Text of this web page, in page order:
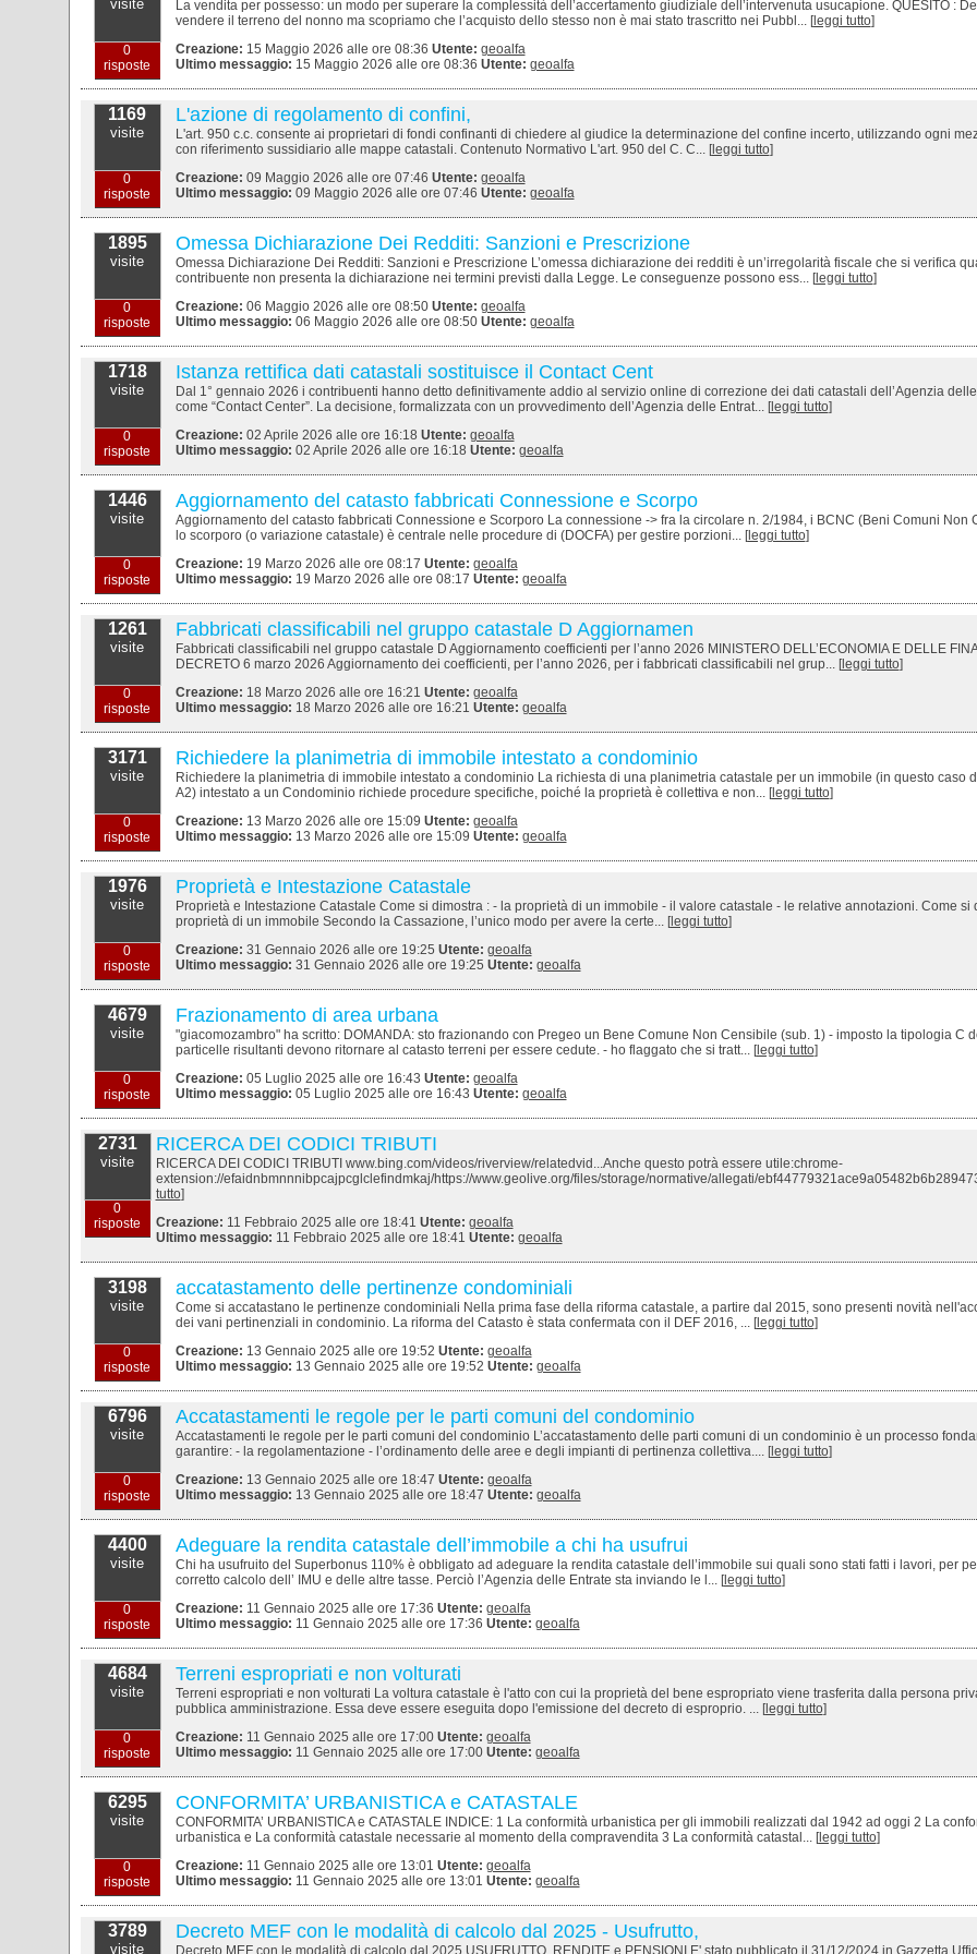
visite
0
risposte
La vendita per possesso: un modo per superare la complessità dell’accertamento giudiziale dell’intervenuta usucapione. QUESITO :
vendere il terreno del nonno ma scopriamo che l’acquisto dello stesso non è mai stato trascritto nei Pubbl... [leggi tutto]
Creazione: 15 Maggio 2026 alle ore 08:36 Utente: geoalfa
Ultimo messaggio: 15 Maggio 2026 alle ore 08:36 Utente: geoalfa
1169
visite
0
risposte
L'azione di regolamento di confini,
L'art. 950 c.c. consente ai proprietari di fondi confinanti di chiedere al giudice la determinazione del confine incerto, utilizzando ogni
con riferimento sussidiario alle mappe catastali. Contenuto Normativo L'art. 950 del C. C... [leggi tutto]
Creazione: 09 Maggio 2026 alle ore 07:46 Utente: geoalfa
Ultimo messaggio: 09 Maggio 2026 alle ore 07:46 Utente: geoalfa
1895
visite
0
risposte
Omessa Dichiarazione Dei Redditi: Sanzioni e Prescrizione
Omessa Dichiarazione Dei Redditi: Sanzioni e Prescrizione L’omessa dichiarazione dei redditi è un’irregolarità fiscale che si verifica
contribuente non presenta la dichiarazione nei termini previsti dalla Legge. Le conseguenze possono ess... [leggi tutto]
Creazione: 06 Maggio 2026 alle ore 08:50 Utente: geoalfa
Ultimo messaggio: 06 Maggio 2026 alle ore 08:50 Utente: geoalfa
1718
visite
0
risposte
Istanza rettifica dati catastali sostituisce il Contact Cent
Dal 1° gennaio 2026 i contribuenti hanno detto definitivamente addio al servizio online di correzione dei dati catastali dell’Agenzia
come “Contact Center”. La decisione, formalizzata con un provvedimento dell’Agenzia delle Entrat... [leggi tutto]
Creazione: 02 Aprile 2026 alle ore 16:18 Utente: geoalfa
Ultimo messaggio: 02 Aprile 2026 alle ore 16:18 Utente: geoalfa
1446
visite
0
risposte
Aggiornamento del catasto fabbricati Connessione e Scorpo
Aggiornamento del catasto fabbricati Connessione e Scorporo La connessione -> fra la circolare n. 2/1984, i BCNC (Beni Comuni Non
lo scorporo (o variazione catastale) è centrale nelle procedure di (DOCFA) per gestire porzioni... [leggi tutto]
Creazione: 19 Marzo 2026 alle ore 08:17 Utente: geoalfa
Ultimo messaggio: 19 Marzo 2026 alle ore 08:17 Utente: geoalfa
1261
visite
0
risposte
Fabbricati classificabili nel gruppo catastale D Aggiornamen
Fabbricati classificabili nel gruppo catastale D Aggiornamento coefficienti per l’anno 2026 MINISTERO DELL’ECONOMIA E DELLE
DECRETO 6 marzo 2026 Aggiornamento dei coefficienti, per l’anno 2026, per i fabbricati classificabili nel grup... [leggi tutto]
Creazione: 18 Marzo 2026 alle ore 16:21 Utente: geoalfa
Ultimo messaggio: 18 Marzo 2026 alle ore 16:21 Utente: geoalfa
3171
visite
0
risposte
Richiedere la planimetria di immobile intestato a condominio
Richiedere la planimetria di immobile intestato a condominio La richiesta di una planimetria catastale per un immobile (in questo caso
A2) intestato a un Condominio richiede procedure specifiche, poiché la proprietà è collettiva e non... [leggi tutto]
Creazione: 13 Marzo 2026 alle ore 15:09 Utente: geoalfa
Ultimo messaggio: 13 Marzo 2026 alle ore 15:09 Utente: geoalfa
1976
visite
0
risposte
Proprietà e Intestazione Catastale
Proprietà e Intestazione Catastale Come si dimostra : - la proprietà di un immobile - il valore catastale - le relative annotazioni. Come si
proprietà di un immobile Secondo la Cassazione, l’unico modo per avere la certe... [leggi tutto]
Creazione: 31 Gennaio 2026 alle ore 19:25 Utente: geoalfa
Ultimo messaggio: 31 Gennaio 2026 alle ore 19:25 Utente: geoalfa
4679
visite
0
risposte
Frazionamento di area urbana
"giacomozambro" ha scritto: DOMANDA: sto frazionando con Pregeo un Bene Comune Non Censibile (sub. 1) - imposto la tipologia C
particelle risultanti devono ritornare al catasto terreni per essere cedute. - ho flaggato che si tratt... [leggi tutto]
Creazione: 05 Luglio 2025 alle ore 16:43 Utente: geoalfa
Ultimo messaggio: 05 Luglio 2025 alle ore 16:43 Utente: geoalfa
2731
visite
0
risposte
RICERCA DEI CODICI TRIBUTI
RICERCA DEI CODICI TRIBUTI www.bing.com/videos/riverview/relatedvid...Anche questo potrà essere utile:chrome-
extension://efaidnbmnnnibpcajpcglclefindmkaj/https://www.geolive.org/files/storage/normative/allegati/
tutto]
Creazione: 11 Febbraio 2025 alle ore 18:41 Utente: geoalfa
Ultimo messaggio: 11 Febbraio 2025 alle ore 18:41 Utente: geoalfa
3198
visite
0
risposte
accatastamento delle pertinenze condominiali
Come si accatastano le pertinenze condominiali Nella prima fase della riforma catastale, a partire dal 2015, sono presenti novità
dei vani pertinenziali in condominio. La riforma del Catasto è stata confermata con il DEF 2016, ... [leggi tutto]
Creazione: 13 Gennaio 2025 alle ore 19:52 Utente: geoalfa
Ultimo messaggio: 13 Gennaio 2025 alle ore 19:52 Utente: geoalfa
6796
visite
0
risposte
Accatastamenti le regole per le parti comuni del condominio
Accatastamenti le regole per le parti comuni del condominio L’accatastamento delle parti comuni di un condominio è un processo
garantire: - la regolamentazione - l’ordinamento delle aree e degli impianti di pertinenza collettiva.... [leggi tutto]
Creazione: 13 Gennaio 2025 alle ore 18:47 Utente: geoalfa
Ultimo messaggio: 13 Gennaio 2025 alle ore 18:47 Utente: geoalfa
4400
visite
0
risposte
Adeguare la rendita catastale dell’immobile a chi ha usufrui
Chi ha usufruito del Superbonus 110% è obbligato ad adeguare la rendita catastale dell’immobile sui quali sono stati fatti i lavori, per
corretto calcolo dell’ IMU e delle altre tasse. Perciò l’Agenzia delle Entrate sta inviando le l... [leggi tutto]
Creazione: 11 Gennaio 2025 alle ore 17:36 Utente: geoalfa
Ultimo messaggio: 11 Gennaio 2025 alle ore 17:36 Utente: geoalfa
4684
visite
0
risposte
Terreni espropriati e non volturati
Terreni espropriati e non volturati La voltura catastale è l'atto con cui la proprietà del bene espropriato viene trasferita dalla persona
pubblica amministrazione. Essa deve essere eseguita dopo l'emissione del decreto di esproprio. ... [leggi tutto]
Creazione: 11 Gennaio 2025 alle ore 17:00 Utente: geoalfa
Ultimo messaggio: 11 Gennaio 2025 alle ore 17:00 Utente: geoalfa
6295
visite
0
risposte
CONFORMITA’ URBANISTICA e CATASTALE
CONFORMITA’ URBANISTICA e CATASTALE INDICE: 1 La conformità urbanistica per gli immobili realizzati dal 1942 ad oggi 2 La
urbanistica e La conformità catastale necessarie al momento della compravendita 3 La conformità catastal... [leggi tutto]
Creazione: 11 Gennaio 2025 alle ore 13:01 Utente: geoalfa
Ultimo messaggio: 11 Gennaio 2025 alle ore 13:01 Utente: geoalfa
3789
visite
Decreto MEF con le modalità di calcolo dal 2025 - Usufrutto,
Decreto MEF con le modalità di calcolo dal 2025 USUFRUTTO, RENDITE e PENSIONI E' stato pubblicato il 31/12/2024 in Gazzetta